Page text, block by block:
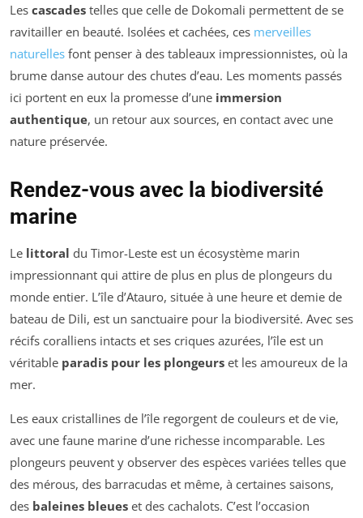
Les cascades telles que celle de Dokomali permettent de se
ravitailler en beauté. Isolées et cachées, ces merveilles
naturelles font penser à des tableaux impressionnistes, où la
brume danse autour des chutes d’eau. Les moments passés
ici portent en eux la promesse d’une immersion
authentique, un retour aux sources, en contact avec une
nature préservée.
Rendez-vous avec la biodiversité
marine
Le littoral du Timor-Leste est un écosystème marin
impressionnant qui attire de plus en plus de plongeurs du
monde entier. L’île d’Atauro, située à une heure et demie de
bateau de Dili, est un sanctuaire pour la biodiversité. Avec ses
récifs coralliens intacts et ses criques azurées, l’île est un
véritable paradis pour les plongeurs et les amoureux de la
mer.
Les eaux cristallines de l’île regorgent de couleurs et de vie,
avec une faune marine d’une richesse incomparable. Les
plongeurs peuvent y observer des espèces variées telles que
des mérous, des barracudas et même, à certaines saisons,
des baleines bleues et des cachalots. C’est l’occasion